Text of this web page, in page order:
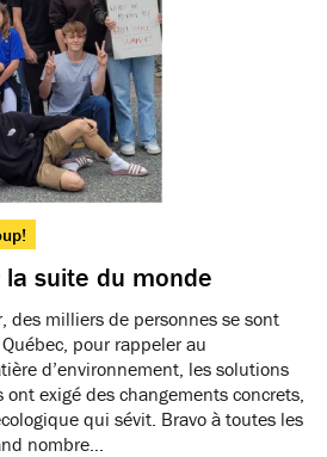
suite du monde
des milliers de personnes se sont
pour rappeler au
d’environnement, les solutions
exigé des changements concrets,
qui sévit. Bravo à toutes les
nombre…